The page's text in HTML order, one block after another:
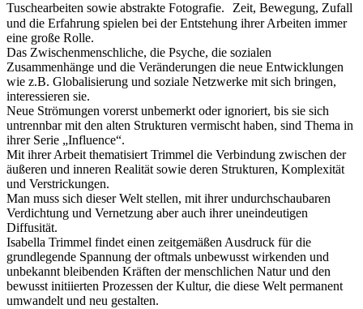
Tuschearbeiten sowie abstrakte Fotografie. Zeit, Bewegung, Zufall
und die Erfahrung spielen bei der Entstehung ihrer Arbeiten immer
eine große Rolle.
Das Zwischenmenschliche, die Psyche, die sozialen
Zusammenhänge und die Veränderungen die neue Entwicklungen
wie z.B. Globalisierung und soziale Netzwerke mit sich bringen,
interessieren sie.
Neue Strömungen vorerst unbemerkt oder ignoriert, bis sie sich
untrennbar mit den alten Strukturen vermischt haben, sind Thema in
ihrer Serie „Influence“.
Mit ihrer Arbeit thematisiert Trimmel die Verbindung zwischen der
äußeren und inneren Realität sowie deren Strukturen, Komplexität
und Verstrickungen.
Man muss sich dieser Welt stellen, mit ihrer undurchschaubaren
Verdichtung und Vernetzung aber auch ihrer uneindeutigen
Diffusität.
Isabella Trimmel findet einen zeitgemäßen Ausdruck für die
grundlegende Spannung der oftmals unbewusst wirkenden und
unbekannt bleibenden Kräften der menschlichen Natur und den
bewusst initiierten Prozessen der Kultur, die diese Welt permanent
umwandelt und neu gestalten.